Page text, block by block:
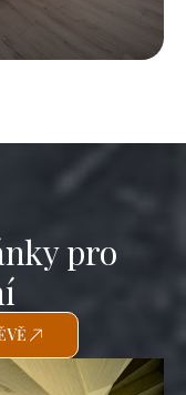
pro